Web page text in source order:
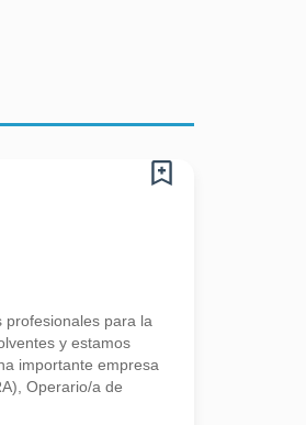
profesionales para la
y estamos
importante empresa
Operario/a de